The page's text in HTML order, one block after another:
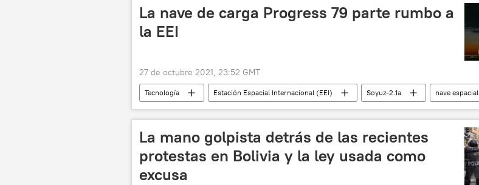
La nave de carga Progress 79 parte rumbo a
la EEI
27 de octubre 2021, 23:52 GMT
Tecnología Estación Espacial Internacional (EEI) Soyuz-2.1a
nave espacial
🚀 Conquista espacial
La mano golpista detrás de las recientes
protestas en Bolivia y la ley usada como
excusa